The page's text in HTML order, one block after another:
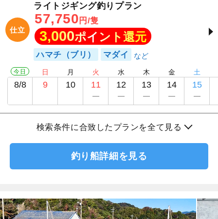
仕立
ライトジギング釣りプラン
57,750 円/隻
3,000ポイント還元
ハマチ（ブリ） マダイ
今日
8/8
日
9
月
10
火
11
水
12
木
13
金
14
土
15
検索条件に合致したプランを全て見る
釣り船詳細を見る